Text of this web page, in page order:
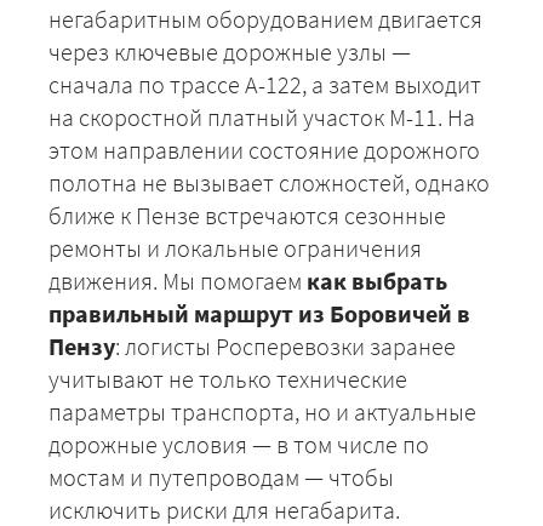
негабаритным оборудованием двигается
через ключевые дорожные узлы —
сначала по трассе А-122, а затем выходит
на скоростной платный участок М-11. На
этом направлении состояние дорожного
полотна не вызывает сложностей, однако
ближе к Пензе встречаются сезонные
ремонты и локальные ограничения
движения. Мы помогаем как выбрать
правильный маршрут из Боровичей в
Пензу: логисты Росперевозки заранее
учитывают не только технические
параметры транспорта, но и актуальные
дорожные условия — в том числе по
мостам и путепроводам — чтобы
исключить риски для негабарита.
+7 (499) 520-05-23